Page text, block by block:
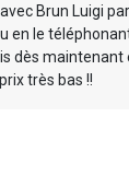
Brun Luigi
en le
dès
très bas !!